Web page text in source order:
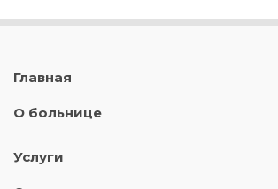
Главная
О больнице
Услуги